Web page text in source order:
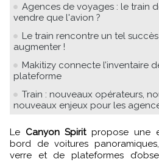
Agences de voyages : le train
vendre que l'avion ?
Le train rencontre un tel
augmenter !
Makitizy connecte l’inventaire
plateforme
Train : nouveaux opérateurs,
nouveaux enjeux pour les
Le Canyon Spiritpropose une
bord de voitures
verre et de plateformes